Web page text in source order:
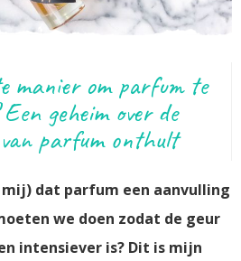
manier om parfum te
geheim over de
parfum onthult
dat parfum een aanvulling
we doen zodat de geur
intensiever is? Dit is mijn